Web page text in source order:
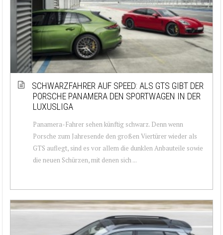
SCHWARZFAHRER AUF SPEED: ALS GTS GIBT DER
PORSCHE PANAMERA DEN SPORTWAGEN IN DER
LUXUSLIGA
Panamera-Fahrer sehen künftig schwarz. Denn wenn
Porsche zum Jahresende den großen Viertürer wieder als
GTS auflegt, sind es vor allem die dunklen Anbauteile sowie
die neuen Schürzen, mit denen sich ...